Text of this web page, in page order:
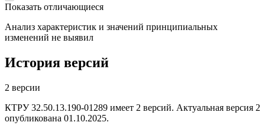
Показать отличающиеся
Анализ характеристик и значений принципиальных
изменений не выявил
История версий
2 версии
КТРУ 32.50.13.190-01289 имеет 2 версий. Актуальная версия 2
опубликована 01.10.2025.